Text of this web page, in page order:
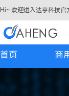
Hi~ 欢迎进入达亨科技官
首页 商